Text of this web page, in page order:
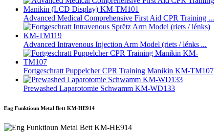
Advanced Medical Comprehensive First Aid CPR Training ...
Advanced Intravenous Injection Arm Model (riets / lénks ...
Fortgeschratt Puppelcher CPR Training Manikin KM-TM107
Prewashed Laparotomie Schwamm KM-WD133
Eng Funktioun Metal Bett KM-HE914